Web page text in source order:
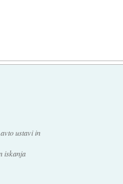
ustavi in
iskanja